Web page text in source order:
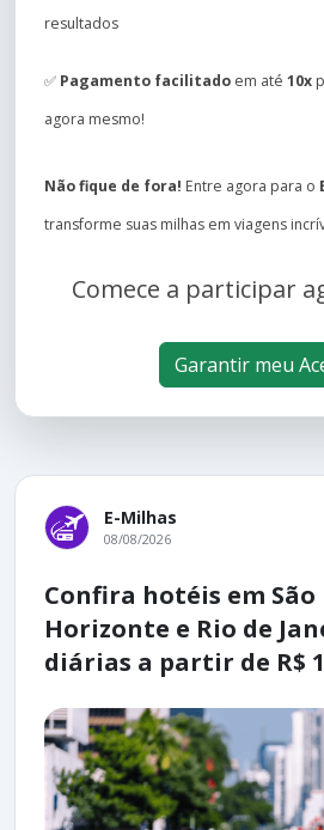
resultados
✅ Pagamento facilitado em até 10x
agora mesmo!
Não fique de fora! Entre agora para o
transforme suas milhas em viagens
Comece a participar
Garantir meu
E-Milhas
08/08/2026
Confira hotéis em São
Horizonte e Rio de
diárias a partir de R$